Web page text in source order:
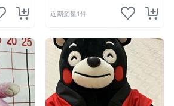
近期銷量1件